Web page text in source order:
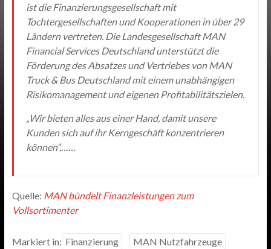
ist die Finanzierungsgesellschaft mit
Tochtergesellschaften und Kooperationen in über 29
Ländern vertreten. Die Landesgesellschaft MAN
Financial Services Deutschland unterstützt die
Förderung des Absatzes und Vertriebes von MAN
Truck & Bus Deutschland mit einem unabhängigen
Risikomanagement und eigenen Profitabilitätszielen.
„Wir bieten alles aus einer Hand, damit unsere
Kunden sich auf ihr Kerngeschäft konzentrieren
können“,……
Quelle: MAN bündelt Finanzleistungen zum
Vollsortimenter
Markiert in: Finanzierung MAN Nutzfahrzeuge